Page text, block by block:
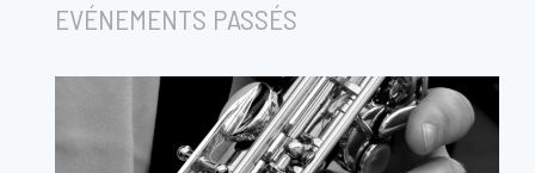
EVÉNEMENTS PASSÉS